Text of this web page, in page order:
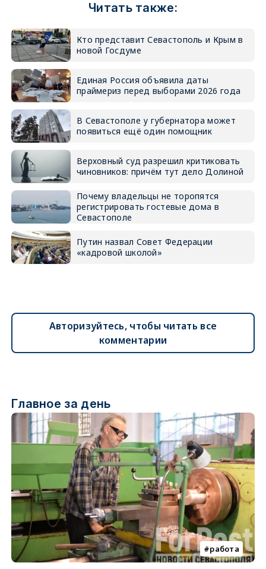
Читать также:
Кто представит Севастополь и Крым в
новой Госдуме
Единая Россия объявила даты
праймериз перед выборами 2026 года
В Севастополе у губернатора может
появиться ещё один помощник
Верховный суд разрешил критиковать
чиновников: причём тут дело Долиной
Почему владельцы не торопятся
регистрировать гостевые дома в
Севастополе
Путин назвал Совет Федерации
«кадровой школой»
Авторизуйтесь, чтобы читать все
комментарии
Главное за день
работа